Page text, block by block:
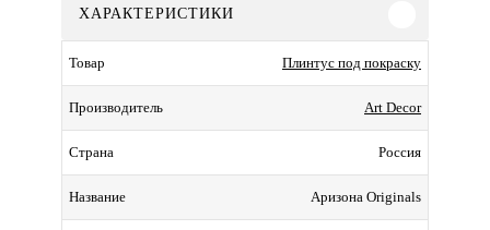
ХАРАКТЕРИСТИКИ
Товар Плинтус под покраску
Производитель Art Decor
Страна Россия
Название Аризона Originals